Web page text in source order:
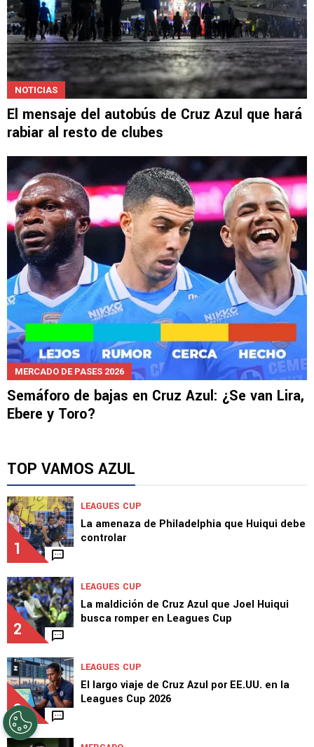
El mensaje del autobús de Cruz Azul que hará
rabiar al resto de clubes
Semáforo de bajas en Cruz Azul: ¿Se van Lira,
Ebere y Toro?
TOP VAMOS AZUL
1
La amenaza de Philadelphia que Huiqui debe
controlar
2
La maldición de Cruz Azul que Joel Huiqui
busca romper en Leagues Cup